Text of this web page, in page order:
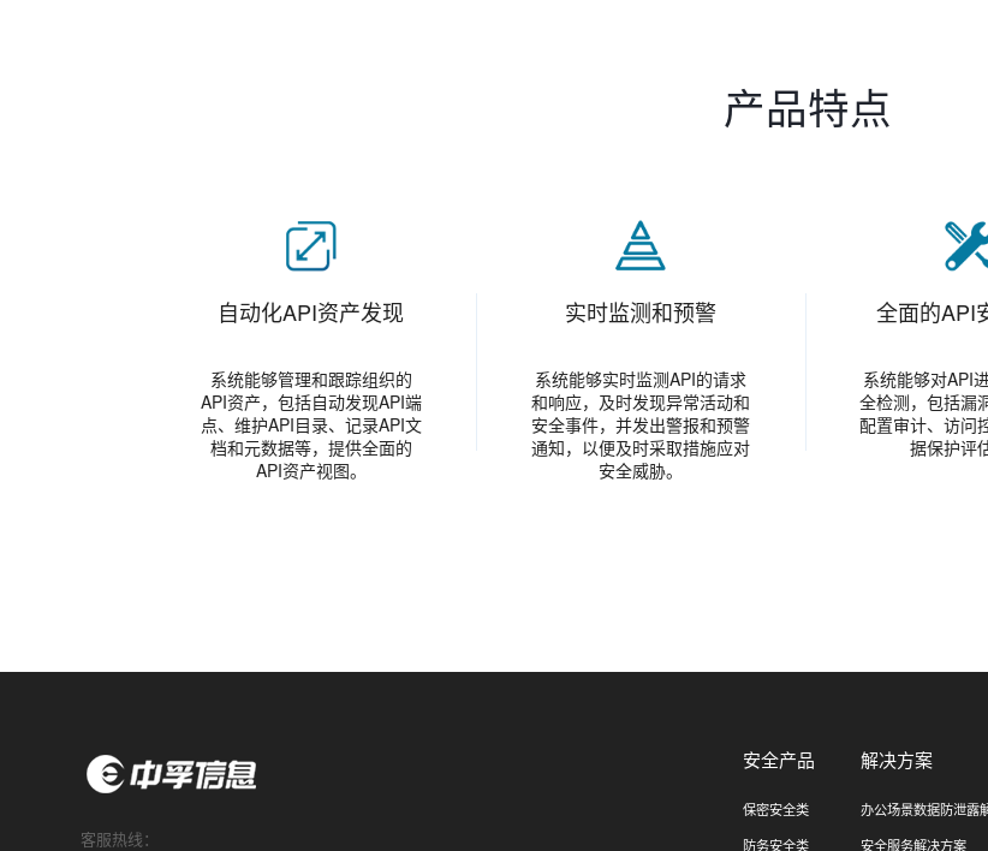
产品特点
自动化API资产发现
系统能够管理和跟踪组织的
API资产，包括自动发现API端
点、维护API目录、记录API文
档和元数据等，提供全面的
API资产视图。
实时监测和预警
系统能够实时监测API的请求
和响应，及时发现异常活动和
安全事件，并发出警报和预警
通知，以便及时采取措施应对
安全威胁。
全面的API
系统能够对API
全检测，包括漏
配置审计、访问
据保护评
安全产品
保密安全类
防务安全类
解决方案
办公场景数据防泄露
安全服务解决方案
客服热线：